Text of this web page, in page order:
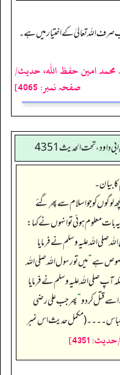
اللہ تعالیٰ کے اختیار میں ہے۔
محمد امین حفظ اللہ، حدیث/
صفحہ نمبر: 4065]
، تحت الحديث 4351
بیان۔
کو جو اسلام سے پھر گئے
بات معلوم ہوئی تو انہوں نے کہا:
صلی اللہ علیہ وسلم نے فرمایا
ہے“میں تو رسول اللہ صلی اللہ
آپ صلی اللہ علیہ وسلم نے فرمایا
اسے قتل کر دو“پھر جب علی رضی
عباس ۔۔۔۔ (مکمل حدیث اس نمبر
4351]